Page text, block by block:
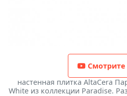
Смотрите
настенная плитка AltaCera
White из коллекции Paradise.